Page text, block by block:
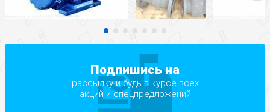
Подпишись на
рассылку и будь в курсе всех
акций и спецпредложений